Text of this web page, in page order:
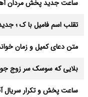
ساعت جدید پخش مردان آهنین 1405 + تکرار، تعداد
تقلب اسم فامیل با ک ؛
متن دعای کمیل و زمان
بلایی که سوسک سر زوج
ساعت پخش و تکرار سریال